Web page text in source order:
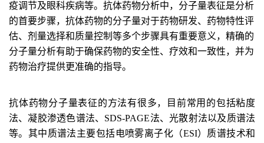
疫调节及眼科疾病等。抗体药物分析中，分子量表征是分析
的首要步骤，抗体药物的分子量对于药物研发、药物特性评
估、剂量选择和质量控制等多个步骤具有重要意义，精确的
分子量分析有助于确保药物的安全性、疗效和一致性，并为
药物治疗提供更准确的指导。
抗体药物分子量表征的方法有很多，目前常用的包括粘度
法、凝胶渗透色谱法、SDS-PAGE法、光散射法以及质谱法
等。其中质谱法主要包括电喷雾离子化（ESI）质谱技术和